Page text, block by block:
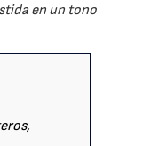
en un tono